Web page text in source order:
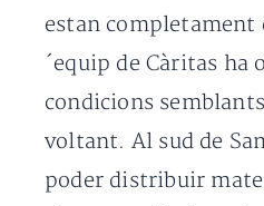
estan completament
´equip de Càritas ha
condicions
voltant. Al sud de
poder distribuir